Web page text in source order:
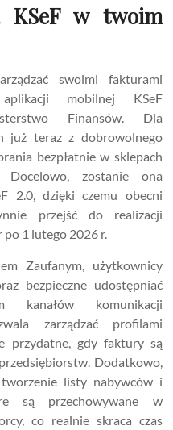
KSeF w twoim
swoimi fakturami
mobilnej KSeF
Finansów. Dla
już teraz z dobrowolnego
bezpłatnie w sklepach
zostanie ona
2.0, dzięki czemu obecni
przejść do realizacji
1 lutego 2026 r.
Zaufanym, użytkownicy
bezpieczne udostępniać
kanałów komunikacji
zarządzać profilami
przydatne, gdy faktury są
Dodatkowo,
listy nabywców i
są przechowywane w
co realnie skraca czas